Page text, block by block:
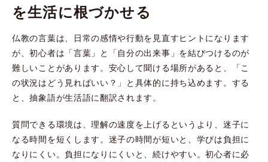
を生活に根づかせる
仏教の言葉は、日常の感情や行動を見直すヒントになります
が、初心者は「言葉」と「自分の出来事」を結びつけるのが
難しいことがあります。安心して聞ける場所があると、「こ
の状況はどう見ればいい？」と具体的に持ち込めます。する
と、抽象語が生活語に翻訳されます。
質問できる環境は、理解の速度を上げるというより、迷子に
なる時間を短くします。迷子の時間が短いと、学びは負担に
なりにくい。負担になりにくいと、続けやすい。初心者に必